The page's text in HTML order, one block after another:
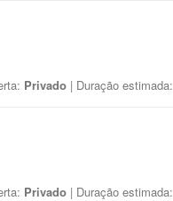
Privado | Duração estimada:
Privado | Duração estimada: